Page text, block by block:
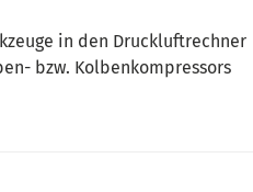
in den Druckluftrechner
bzw. Kolbenkompressors